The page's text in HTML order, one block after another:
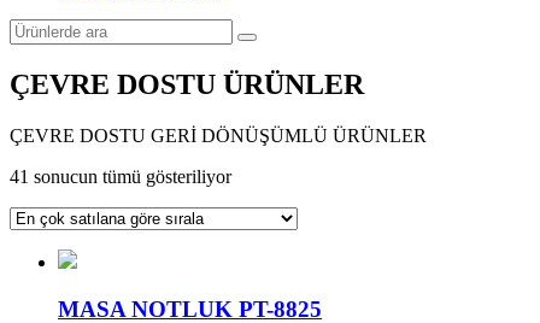
ÇEVRE DOSTU ÜRÜNLER
ÇEVRE DOSTU GERİ DÖNÜŞÜMLÜ ÜRÜNLER
41 sonucun tümü gösteriliyorPopülerliğe
sıralandı
MASA NOTLUK PT-8825